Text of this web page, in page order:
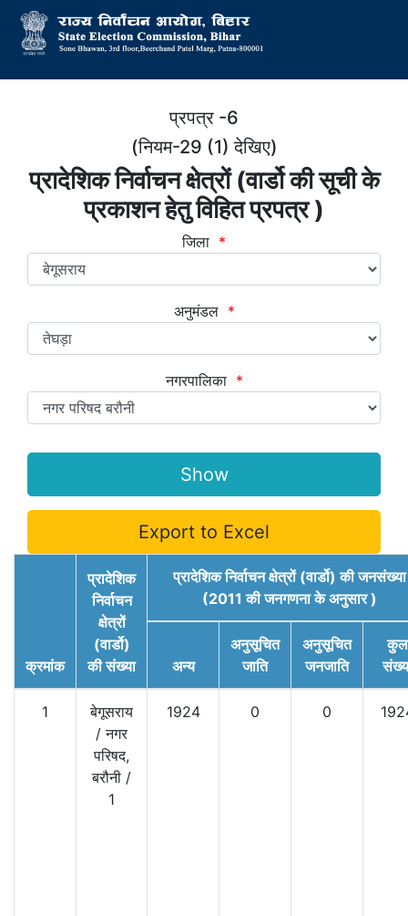
प्रपत्र -6
(नियम-29 (1) देखिए)
प्रादेशिक निर्वाचन क्षेत्रों (वार्डो की सूची के
प्रकाशन हेतु विहित प्रपत्र )
जिला *
अनुमंडल *
नगरपालिका *
Export to Excel
क्रमांक
प्रादेशिक
निर्वाचन
क्षेत्रों
(वार्डो)
की संख्या
प्रादेशिक निर्वाचन क्षेत्रों (वार्डो) की जनसंख्या
(2011 की जनगणना के अनुसार )
अन्य
अनुसूचित
जाति
अनुसूचित
जनजाति
कुल
1
बेगूसराय
/नगर
परिषद,
बरौनी /
1
1924 0 0